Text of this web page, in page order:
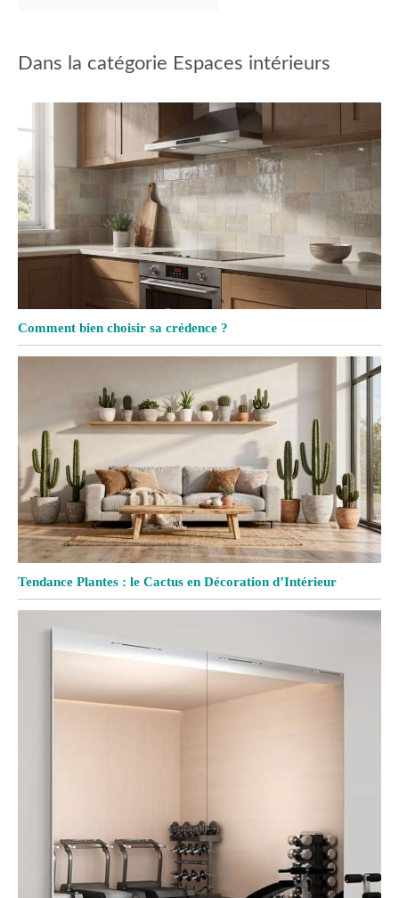
Dans la catégorie Espaces intérieurs
Comment bien choisir sa crédence ?
Tendance Plantes : le Cactus en Décoration d’Intérieur